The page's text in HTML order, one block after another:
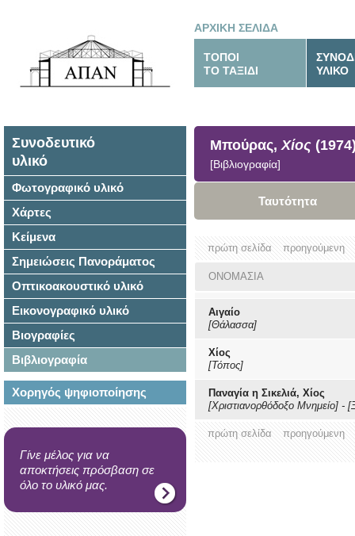
ΑΡΧΙΚΗ ΣΕΛΙΔΑ
ΤΟΠΟΙ
ΤΟ ΤΑΞΙΔΙ
ΥΛΙΚΟ
Συνοδευτικό
υλικό
Φωτογραφικό υλικό
Χάρτες
Κείμενα
Σημειώσεις Πανοράματος
Οπτικοακουστικό υλικό
Εικονογραφικό υλικό
Βιογραφίες
Βιβλιογραφία
Χορηγός ψηφιοποίησης
Γίνε μέλος για να
αποκτήσεις πρόσβαση σε
όλο το υλικό μας.
Μπούρας,Χίος
[Βιβλιογραφία]
Ταυτότητα
πρώτη σελίδα προηγούμενη
ΟΝΟΜΑΣΙΑ
Αιγαίο
[Θάλασσα]
Χίος
[Τόπος]
Παναγία η Σικελιά, Χίος
[Χριστιανορθόδοξο Μνημείο] -
πρώτη σελίδα προηγούμενη